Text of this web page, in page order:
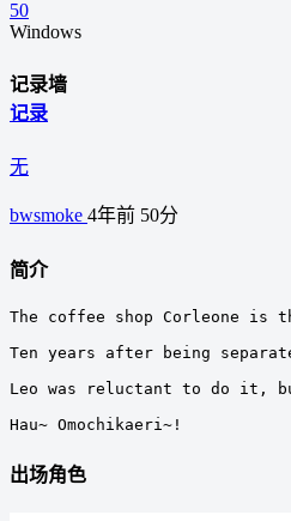
50
Windows
记录墙
记录
无
bwsmoke 4年前 50分
简介
The coffee shop Corleone
Ten years after being
Leo was reluctant to do it,
Hau~ Omochikaeri~!
出场角色